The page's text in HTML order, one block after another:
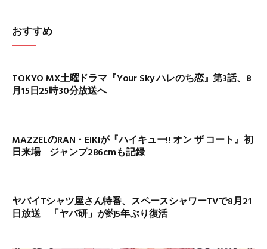
おすすめ
TOKYO MX土曜ドラマ『Your Sky ハレのち恋』第3話、8
月15日25時30分放送へ
MAZZELのRAN・EIKIが『ハイキュー!! オン ザ コート』初
日来場 ジャンプ286cmも記録
ヤバイTシャツ屋さん特番、スペースシャワーTVで8月21
日放送 「ヤバ研」が約5年ぶり復活